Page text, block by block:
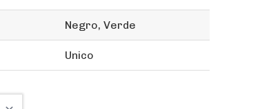
Negro, Verde
Unico